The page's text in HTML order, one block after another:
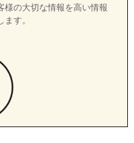
様の大切な情報を高い情報
す。